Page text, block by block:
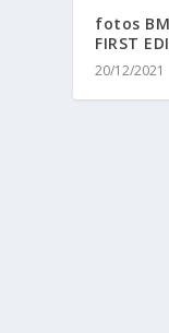
fotos
FIRST
20/12/2021